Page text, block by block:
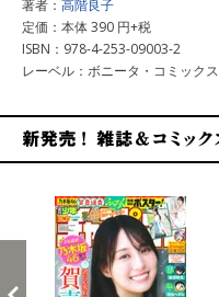
著者： 高階良子
定価：本体 390 円+税
ISBN：978-4-253-09003-2
レーベル：ボニータ・コミックス